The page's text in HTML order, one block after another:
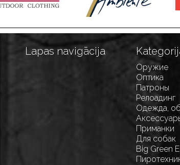
Lapas navigācija
Оружие
Оптика
Патроны
Релоадинг
Одежда,
Приманки
Для собак
Big Green